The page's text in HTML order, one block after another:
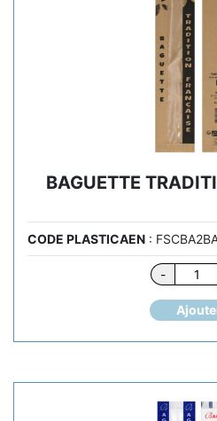
BAGUETTE
CODE PLASTICAEN :
-
quantité
de